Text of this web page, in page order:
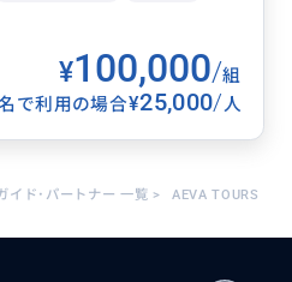
¥100,000/組
で利用の場合¥25,000/人
イド･パートナー 一覧 > AEVA TOURS